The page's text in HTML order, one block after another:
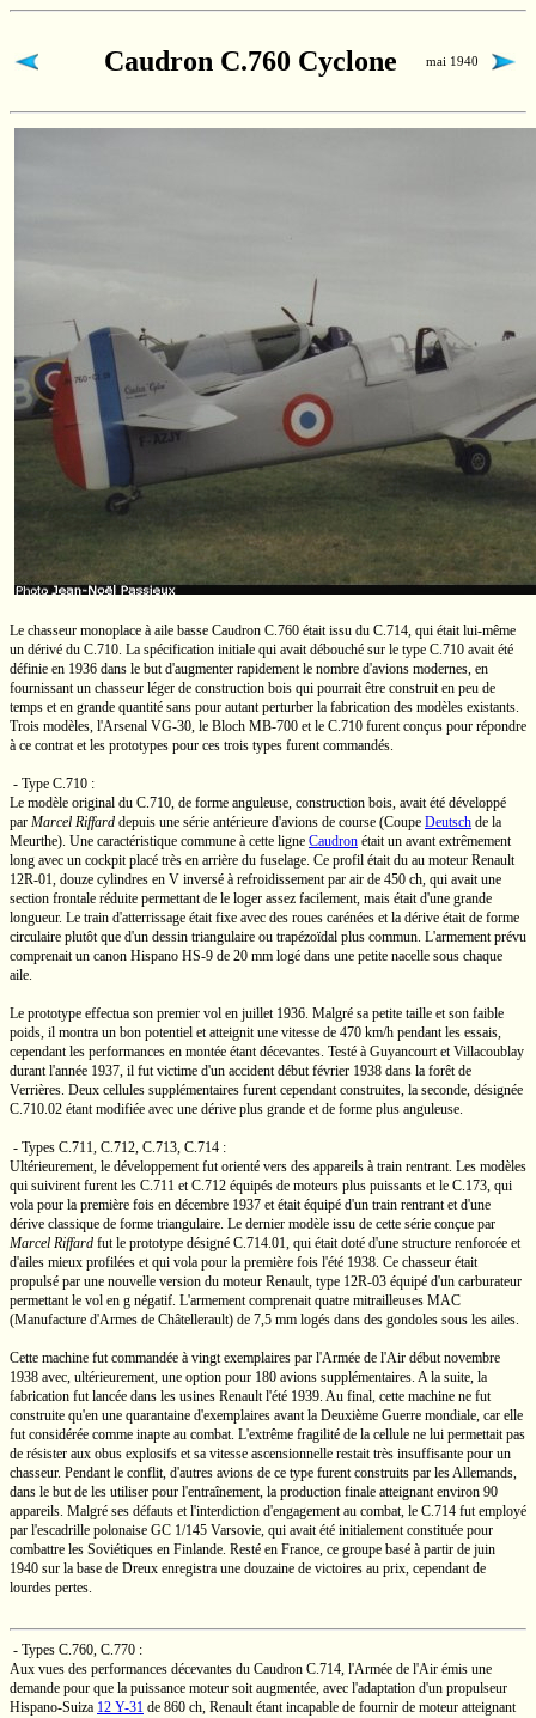
Caudron C.760 Cyclone mai 1940
Le chasseur monoplace à aile basse Caudron C.760 était issu du C.714, qui était lui-même
un dérivé du C.710. La spécification initiale qui avait débouché sur le type C.710 avait été
définie en 1936 dans le but d'augmenter rapidement le nombre d'avions modernes, en
fournissant un chasseur léger de construction bois qui pourrait être construit en peu de
temps et en grande quantité sans pour autant perturber la fabrication des modèles existants.
Trois modèles, l'Arsenal VG-30, le Bloch MB-700 et le C.710 furent conçus pour répondre
à ce contrat et les prototypes pour ces trois types furent commandés.
- Type C.710 :
Le modèle original du C.710, de forme anguleuse, construction bois, avait été développé
par Marcel Riffard depuis une série antérieure d'avions de course (Coupe Deutsch de la
Meurthe). Une caractéristique commune à cette ligne Caudron était un avant extrêmement
long avec un cockpit placé très en arrière du fuselage. Ce profil était du au moteur Renault
12R-01, douze cylindres en V inversé à refroidissement par air de 450 ch, qui avait une
section frontale réduite permettant de le loger assez facilement, mais était d'une grande
longueur. Le train d'atterrissage était fixe avec des roues carénées et la dérive était de forme
circulaire plutôt que d'un dessin triangulaire ou trapézoïdal plus commun. L'armement prévu
comprenait un canon Hispano HS-9 de 20 mm logé dans une petite nacelle sous chaque
aile.
Le prototype effectua son premier vol en juillet 1936. Malgré sa petite taille et son faible
poids, il montra un bon potentiel et atteignit une vitesse de 470 km/h pendant les essais,
cependant les performances en montée étant décevantes. Testé à Guyancourt et Villacoublay
durant l'année 1937, il fut victime d'un accident début février 1938 dans la forêt de
Verrières. Deux cellules supplémentaires furent cependant construites, la seconde, désignée
C.710.02 étant modifiée avec une dérive plus grande et de forme plus anguleuse.
- Types C.711, C.712, C.713, C.714 :
Ultérieurement, le développement fut orienté vers des appareils à train rentrant. Les modèles
qui suivirent furent les C.711 etC.712 équipés de moteurs plus puissants et le C.173, qui
vola pour la première fois en décembre 1937 et était équipé d'un train rentrant et d'une
dérive classique de forme triangulaire. Le dernier modèle issu de cette série conçue par
Marcel Riffard fut le prototype désigné C.714.01, qui était doté d'une structure renforcée et
d'ailes mieux profilées et qui vola pour la première fois l'été 1938. Ce chasseur était
propulsé par une nouvelle version du moteur Renault, type 12R-03 équipé d'un carburateur
permettant le vol en g négatif. L'armement comprenait quatre mitrailleuses MAC
(Manufacture d'Armes de Châtellerault) de 7,5 mm logés dans des gondoles sous les ailes.
Cette machine fut commandée à vingt exemplaires par l'Armée de l'Air début novembre
1938 avec, ultérieurement, une option pour 180 avions supplémentaires. A la suite, la
fabrication fut lancée dans les usines Renault l'été 1939. Au final, cette machine ne fut
construite qu'en une quarantaine d'exemplaires avant la Deuxième Guerre mondiale, car elle
fut considérée comme inapte au combat. L'extrême fragilité de la cellule ne lui permettait pas
de résister aux obus explosifs et sa vitesse ascensionnelle restait très insuffisante pour un
chasseur. Pendant le conflit, d'autres avions de ce type furent construits par les Allemands,
dans le but de les utiliser pour l'entraînement, la production finale atteignant environ 90
appareils. Malgré ses défauts et l'interdiction d'engagement au combat, le C.714 fut employé
par l'escadrille polonaise GC 1/145 Varsovie, qui avait été initialement constituée pour
combattre les Soviétiques en Finlande. Resté en France, ce groupe basé à partir de juin
1940 sur la base de Dreux enregistra une douzaine de victoires au prix, cependant de
lourdes pertes.
- Types C.760, C.770 :
Aux vues des performances décevantes du Caudron C.714, l'Armée de l'Air émis une
demande pour que la puissance moteur soit augmentée, avec l'adaptation d'un propulseur
Hispano-Suiza 12 Y-31 de 860 ch, Renault étant incapable de fournir de moteur atteignant